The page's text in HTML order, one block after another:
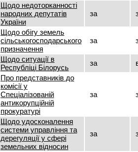
Щодо недоторканності
народних депутатів
України
за
Щодо обігу земель
сільськогосподарського
призначення
за
Щодо ситуації в
Республіці Білорусь
за
Про представників до
комісії у
Спеціалізованій
антикорупційній
прокуратурі
за
Щодо удосконалення
системи управління та
дерегуляції у сфері
земельних відносин
за